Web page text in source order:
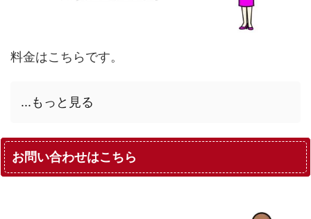
料金はこちらです。
...もっと見る
お問い合わせはこちら